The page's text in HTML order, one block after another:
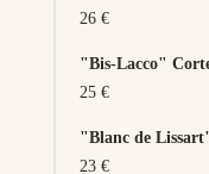
26 €
"Bis-Lacco"
25 €
"Blanc de
23 €